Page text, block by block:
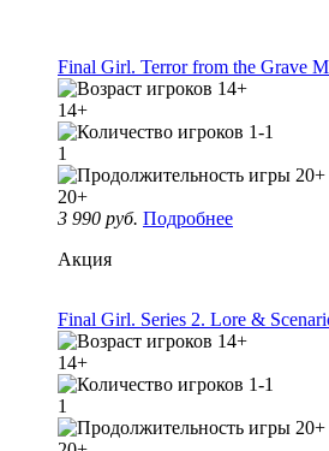
Final Girl. Terror from the Grave
14+
1
20+
3 990 руб. Подробнее
Акция
Final Girl. Series 2. Lore &
14+
1